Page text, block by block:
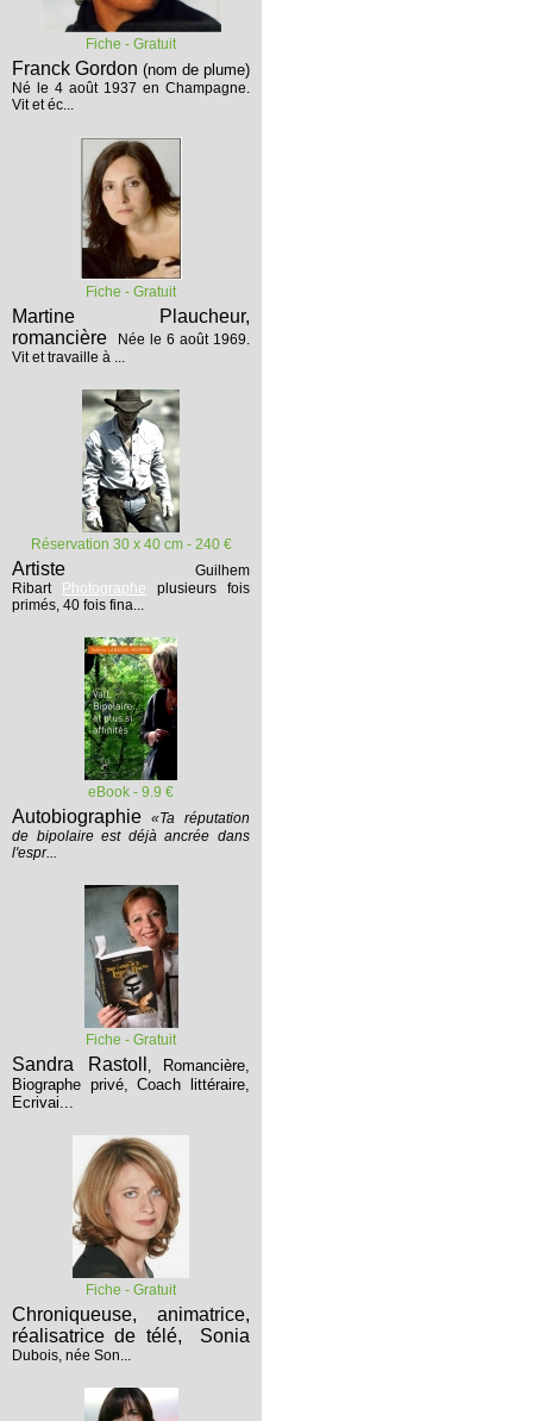
Fiche - Gratuit
Franck Gordon (nom de plume)
Né le 4 août 1937 en Champagne.
Vit et éc...
Fiche - Gratuit
Martine Plaucheur,
romancière
Née le 6 août 1969.
Vit et travaille à ...
Réservation 30 x 40 cm - 240 €
Artiste
Guilhem
Ribart
Photographe plusieurs fois
primés, 40 fois fina...
eBook - 9.9 €
Autobiographie «Ta réputation
de bipolaire est déjà ancrée dans
l'espr...
Fiche - Gratuit
Sandra Rastoll ,
Romancière,
Biographe privé, Coach littéraire,
Ecrivai...
Fiche - Gratuit
Chroniqueuse, animatrice,
réalisatrice de télé,
Sonia
Dubois, née Son...